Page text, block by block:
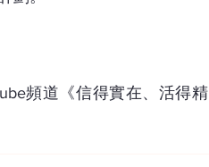
頻道《信得實在、活得精